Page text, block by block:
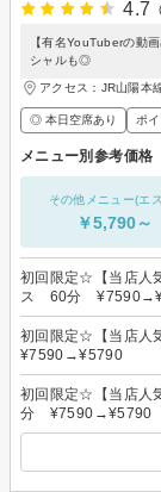
4.7
【有名YouTuberの動
シャルも◎
アクセス：JR山陽本
◎ 本日空席あり ポ
メニュー別参考価格
その他メニュー(エ
￥5,790～
初回限定☆【当店人
ス 60分
初回限定☆【当店
¥7590→¥5790
初回限定☆【当店人
分 ¥7590→¥5790